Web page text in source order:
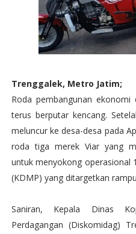
Trenggalek, Metro Jatim;
Roda pembangunan
terus berputar kencang.
meluncur ke desa-desa pada
roda tiga merek Viar yang
untuk menyokong operasional
(KDMP) yang ditargetkan
Saniran, Kepala Dinas
Perdagangan (Diskomidag)